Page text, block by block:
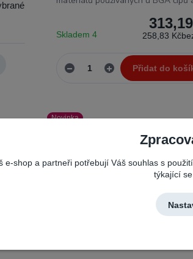
258,83 Kč
Skladem 4
Přidat do
Novinka
e-shop a partneři potřebují Váš souhlas s
týkající se